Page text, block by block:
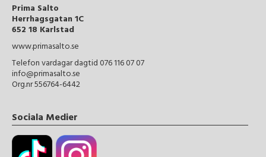
Prima Salto
Herrhagsgatan 1C
652 18 Karlstad
www.primasalto.se
Telefon vardagar dagtid 076 116 07 07
info@primasalto.se
Org.nr 556764-6442
Sociala Medier